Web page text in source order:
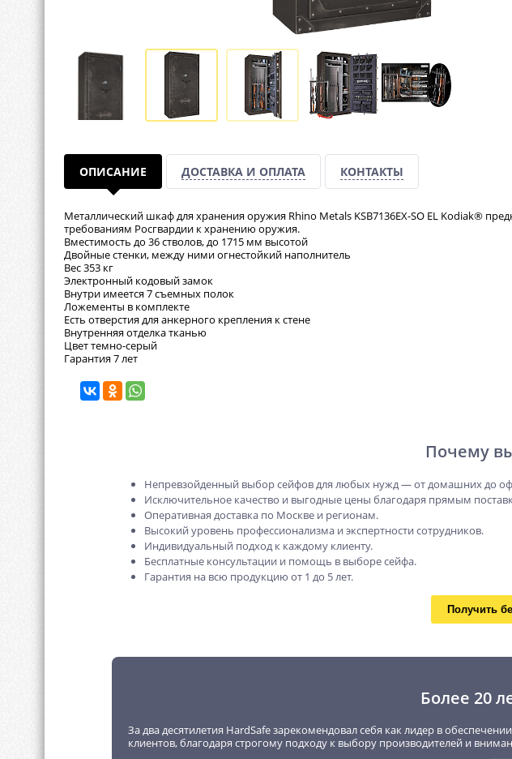
ОПИСАНИЕ ДОСТАВКА И ОПЛАТА КОНТАКТЫ
Металлический шкаф для хранения оружия Rhino Metals KSB7136EX-SO EL Kodiak®
требованиям Росгвардии к хранению оружия.
Вместимость до 36 стволов, до 1715 мм высотой
Двойные стенки, между ними огнестойкий наполнитель
Вес 353 кг
Электронный кодовый замок
Внутри имеется 7 съемных полок
Ложементы в комплекте
Есть отверстия для анкерного крепления к стене
Внутренняя отделка тканью
Цвет темно-серый
Гарантия 7 лет
Почему
Непревзойденный выбор сейфов для любых нужд — от домашних до
Исключительное качество и выгодные цены благодаря прямым
Оперативная доставка по Москве и регионам.
Высокий уровень профессионализма и экспертности сотрудников.
Индивидуальный подход к каждому клиенту.
Бесплатные консультации и помощь в выборе сейфа.
Гарантия на всю продукцию от 1 до 5 лет.
Получить
Более 20
За два десятилетия HardSafe зарекомендовал себя как лидер в
клиентов, благодаря строгому подходу к выбору производителей и